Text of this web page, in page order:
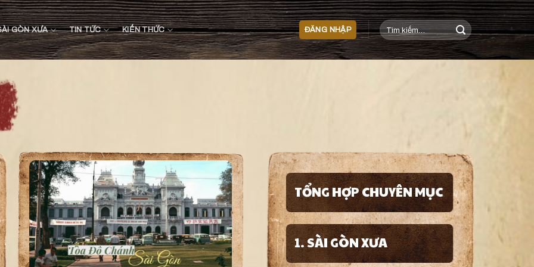
GÒN XƯA TIN TỨC KIẾN THỨC ĐĂNG NHẬP
Tìm
kiếm:
TỔNG HỢP CHUYÊN MỤC
1. SÀI GÒN XƯA